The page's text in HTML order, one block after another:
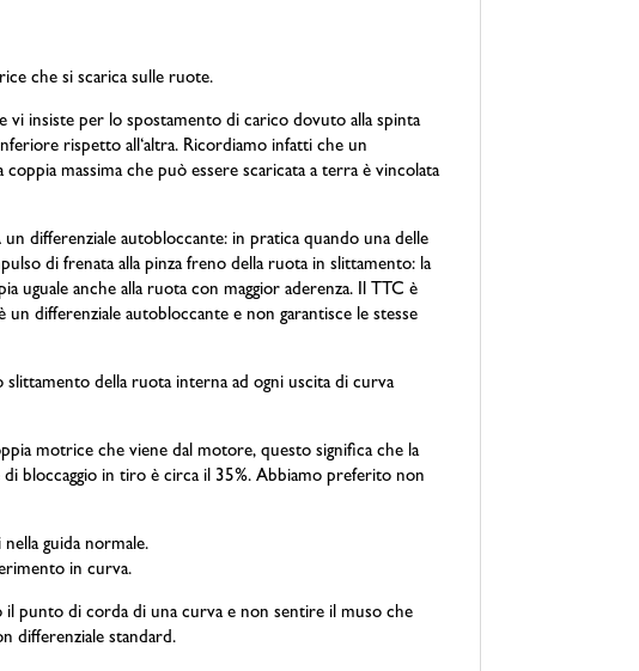
che si scarica sulle ruote.
vi insiste per lo spostamento di carico dovuto alla spinta
rispetto all‘altra. Ricordiamo infatti che un
massima che può essere scaricata a terra è vincolata
differenziale autobloccante: in pratica quando una delle
di frenata alla pinza freno della ruota in slittamento: la
uguale anche alla ruota con maggior aderenza. Il TTC è
differenziale autobloccante e non garantisce le stesse
della ruota interna ad ogni uscita di curva
motrice che viene dal motore, questo significa che la
bloccaggio in tiro è circa il 35%. Abbiamo preferito non
guida normale.
in curva.
il punto di corda di una curva e non sentire il muso che
differenziale standard.